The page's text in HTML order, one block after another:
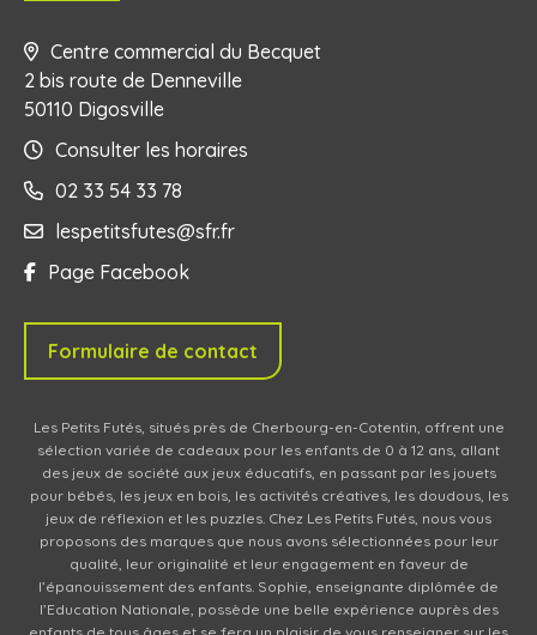
Centre commercial du Becquet
2 bis route de Denneville
50110 Digosville
Consulter les horaires
02 33 54 33 78
lespetitsfutes@sfr.fr
Page Facebook
Formulaire de contact
Les Petits Futés, situés près de Cherbourg-en-Cotentin, offrent une
sélection variée de cadeaux pour les enfants de 0 à 12 ans, allant
des jeux de société aux jeux éducatifs, en passant par les jouets
pour bébés, les jeux en bois, les activités créatives, les doudous, les
jeux de réflexion et les puzzles. Chez Les Petits Futés, nous vous
proposons des marques que nous avons sélectionnées pour leur
qualité, leur originalité et leur engagement en faveur de
l’épanouissement des enfants. Sophie, enseignante diplômée de
l’Education Nationale, possède une belle expérience auprès des
enfants de tous âges et se fera un plaisir de vous renseigner sur les